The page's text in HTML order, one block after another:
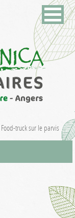
Food-truck sur le parvis